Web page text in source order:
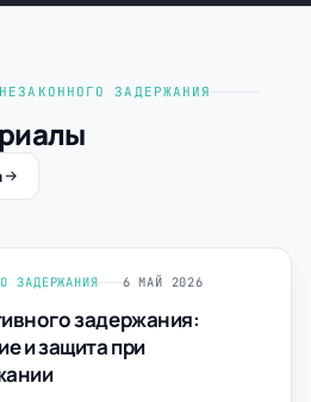
ЗАДЕРЖАНИЯ
ЗАДЕРЖАНИЯ 6 МАЙ 2026
задержания:
и защита при